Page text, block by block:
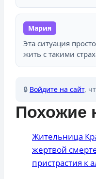
Мария
Эта ситуация
жить с такими
🔒 Войдите на сайт,
Похожие
Жительница
жертвой
пристрастия к